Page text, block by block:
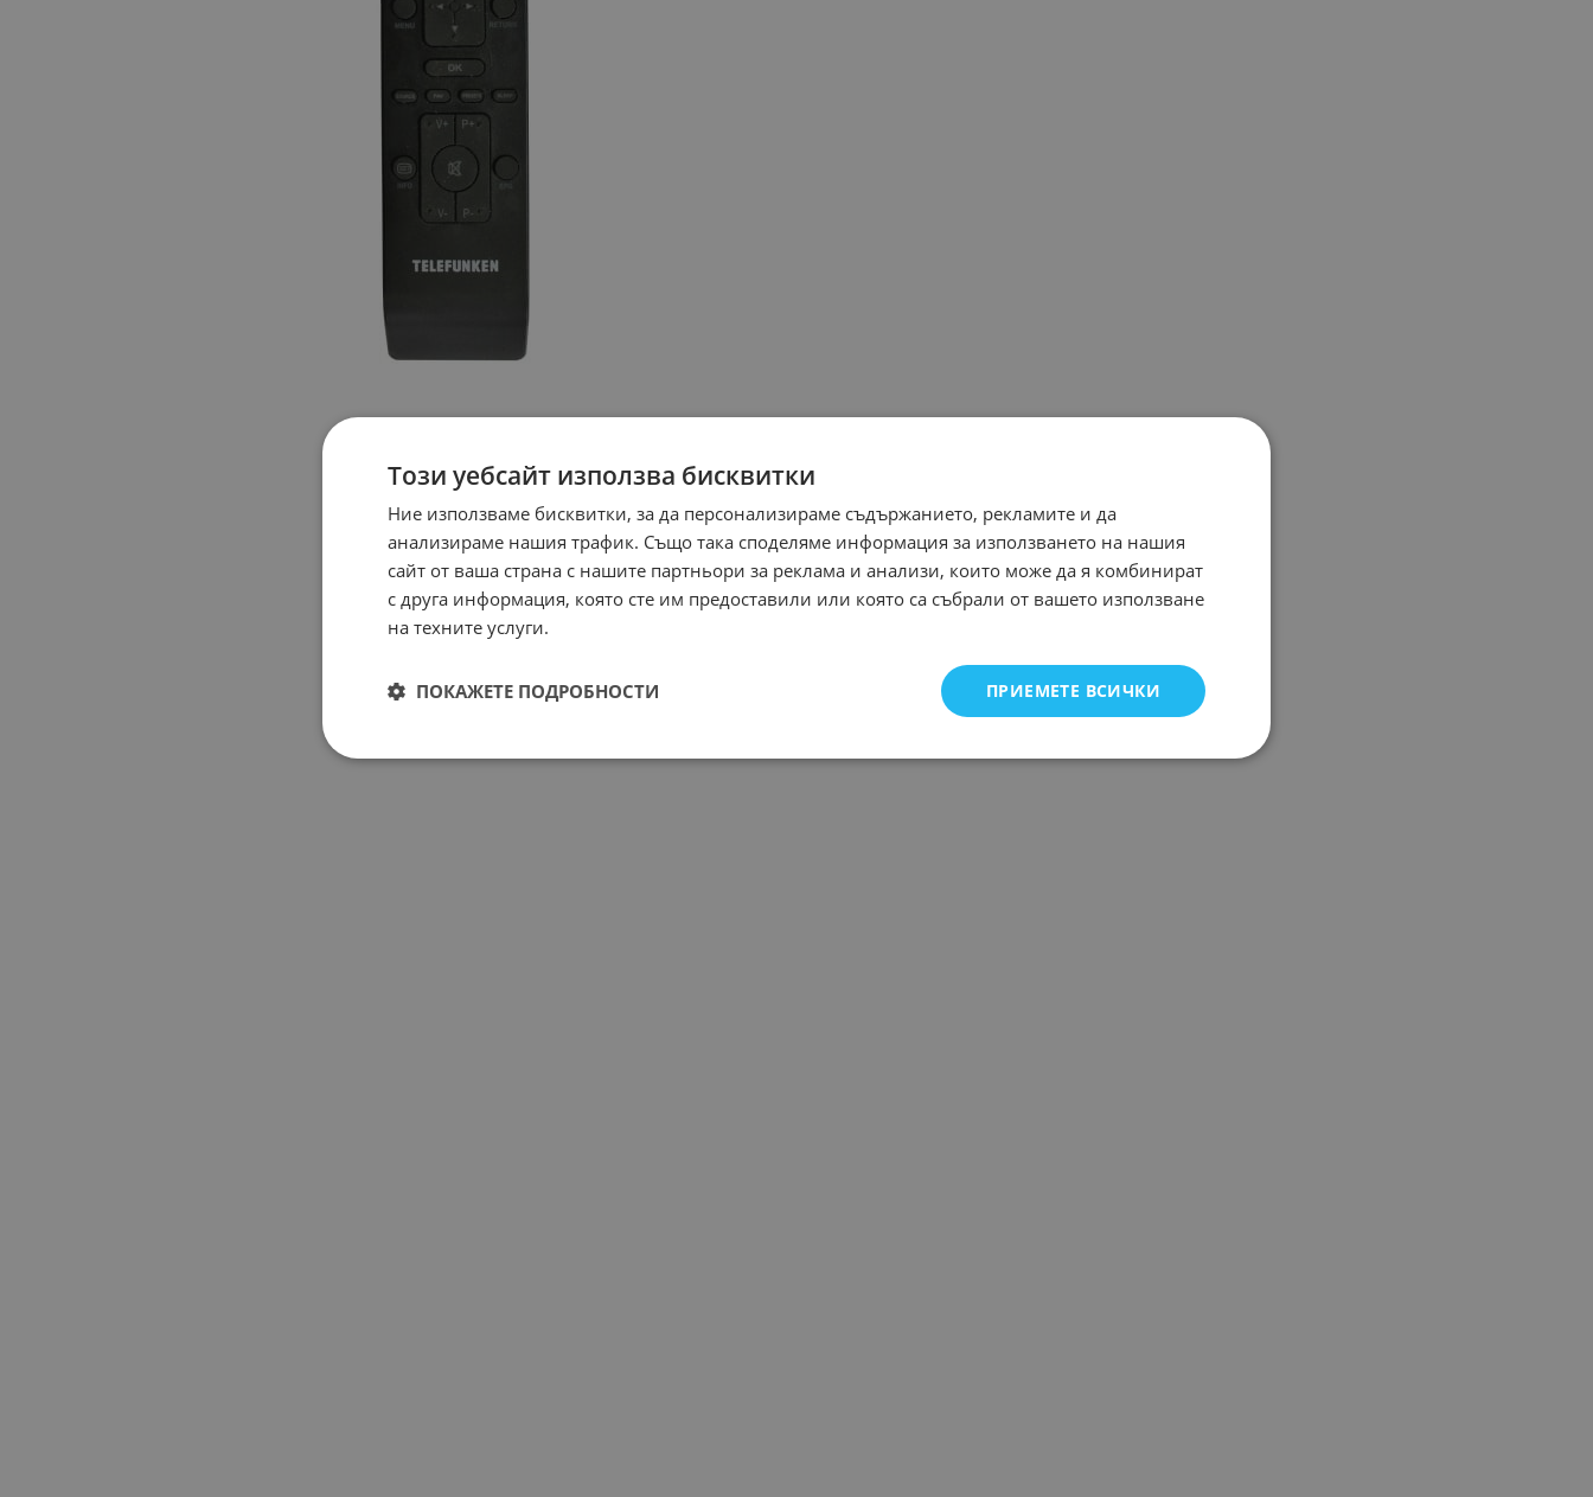
Този уебсайт използва бисквитки
Ние използваме бисквитки, за да персонализираме съдържанието, рекламите и да
анализираме нашия трафик. Също така споделяме информация за използването на нашия
сайт от ваша страна с нашите партньори за реклама и анализи, които може да я комбинират
с друга информация, която сте им предоставили или която са събрали от вашето използване
на техните услуги.
ПРИЕМЕТЕ ВСИЧКИ
ПОКАЖЕТЕ ПОДРОБНОСТИ